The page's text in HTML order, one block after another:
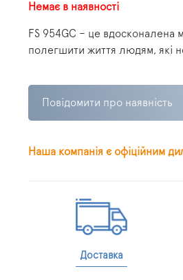
Немає в наявності
FS 954GC – це вдосконалена
полегшити життя людям, які
Повідомити про наявність
Наша компанія є офіційним
Доставка